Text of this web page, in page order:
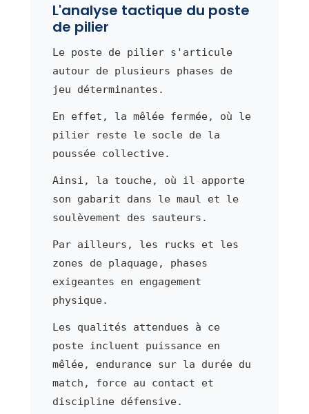
L'analyse tactique du poste
de pilier
Le poste de pilier s'articule
autour de plusieurs phases de
jeu déterminantes.
En effet, la mêlée fermée, où le
pilier reste le socle de la
poussée collective.
Ainsi, la touche, où il apporte
son gabarit dans le maul et le
soulèvement des sauteurs.
Par ailleurs, les rucks et les
zones de plaquage, phases
exigeantes en engagement
physique.
Les qualités attendues à ce
poste incluent puissance en
mêlée, endurance sur la durée du
match, force au contact et
discipline défensive.